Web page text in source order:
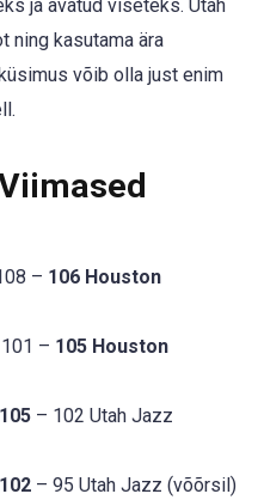
ja avatud viseteks. Utah
ning kasutama ära
võib olla just enim
– 106 Houston
– 105 Houston
105 – 102 Utah Jazz
102 – 95 Utah Jazz (võõrsil)